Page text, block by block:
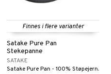
Finnes i flere varianter
Satake Pure Pan
Stekepanne
SATAKE
Satake Pure Pan - 100% Støpejern.